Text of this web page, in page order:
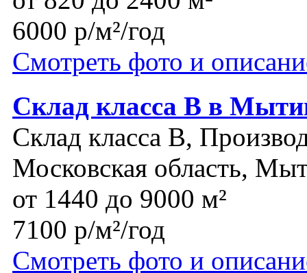
6000 р/м²/год
Смотреть фото и
Склад класса В в
Склад класса B,
Московская область,
от 1440 до 9000 м²
7100 р/м²/год
Смотреть фото и